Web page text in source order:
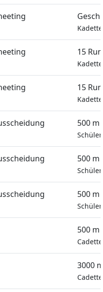
15
15
500 m
500 m
500 m
500 m
3000